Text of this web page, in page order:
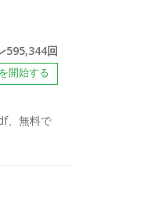
595,344回
開始する
、無料で